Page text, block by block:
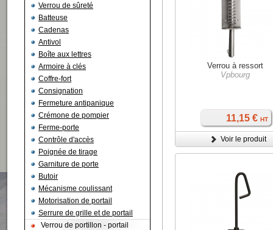
Verrou de sûreté
Batteuse
Cadenas
Antivol
Boîte aux lettres
Armoire à clés
Coffre-fort
Consignation
Fermeture antipanique
Crémone de pompier
Ferme-porte
Contrôle d'accès
Poignée de tirage
Garniture de porte
Butoir
Mécanisme coulissant
Motorisation de portail
Serrure de grille et de portail
Verrou de portillon - portail
Verrou à ressort
Vpbourg
11,15 € HT
Voir le produit